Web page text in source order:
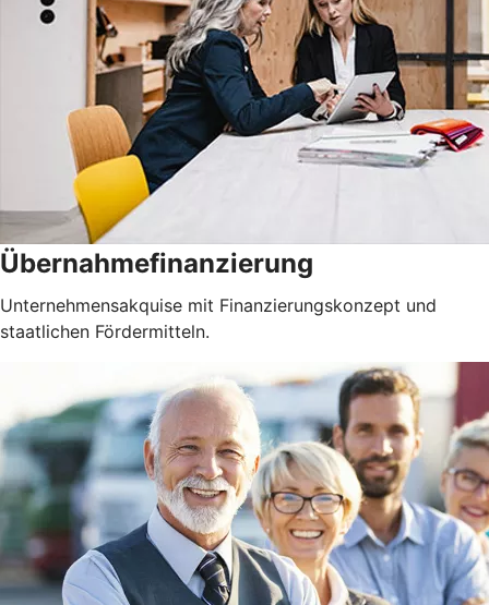
Übernahmefinanzierung
Unternehmensakquise mit Finanzierungskonzept und
staatlichen Fördermitteln.